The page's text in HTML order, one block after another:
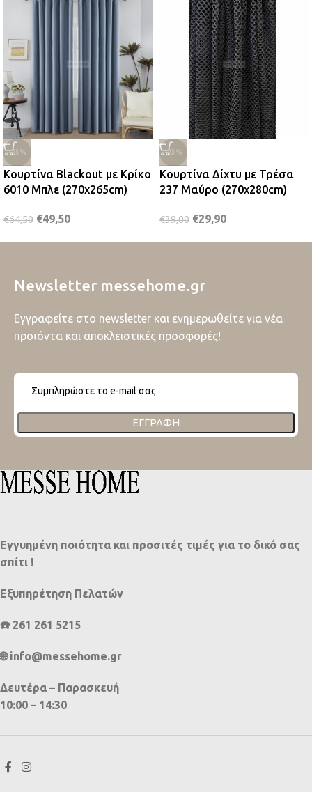
-23%
Κουρτίνα Blackout με Κρίκο
6010 Μπλε (270x265cm)
€64,50 €49,50
-23%
Κουρτίνα Δίχτυ με Τρέσα
237 Μαύρο (270x280cm)
€39,00 €29,90
Newsletter messehome.gr
Εγγραφείτε στο newsletter και ενημερωθείτε για νέα
προϊόντα και αποκλειστικές προσφορές!
ΕΓΓΡΑΦΉ
Εγγυημένη ποιότητα και προσιτές τιμές για το δικό σας
σπίτι !
Εξυπηρέτηση Πελατών
☎️ 261 261 5215
🌐 info@messehome.gr
Δευτέρα – Παρασκευή
10:00 – 14:30